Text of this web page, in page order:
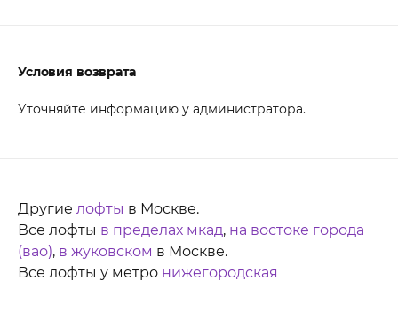
Условия возврата
Уточняйте информацию у администратора.
Другие лофты в Москве.
Все лофты в пределах мкад, на востоке города
(вао), в жуковском в Москве.
Все лофты у метро нижегородская